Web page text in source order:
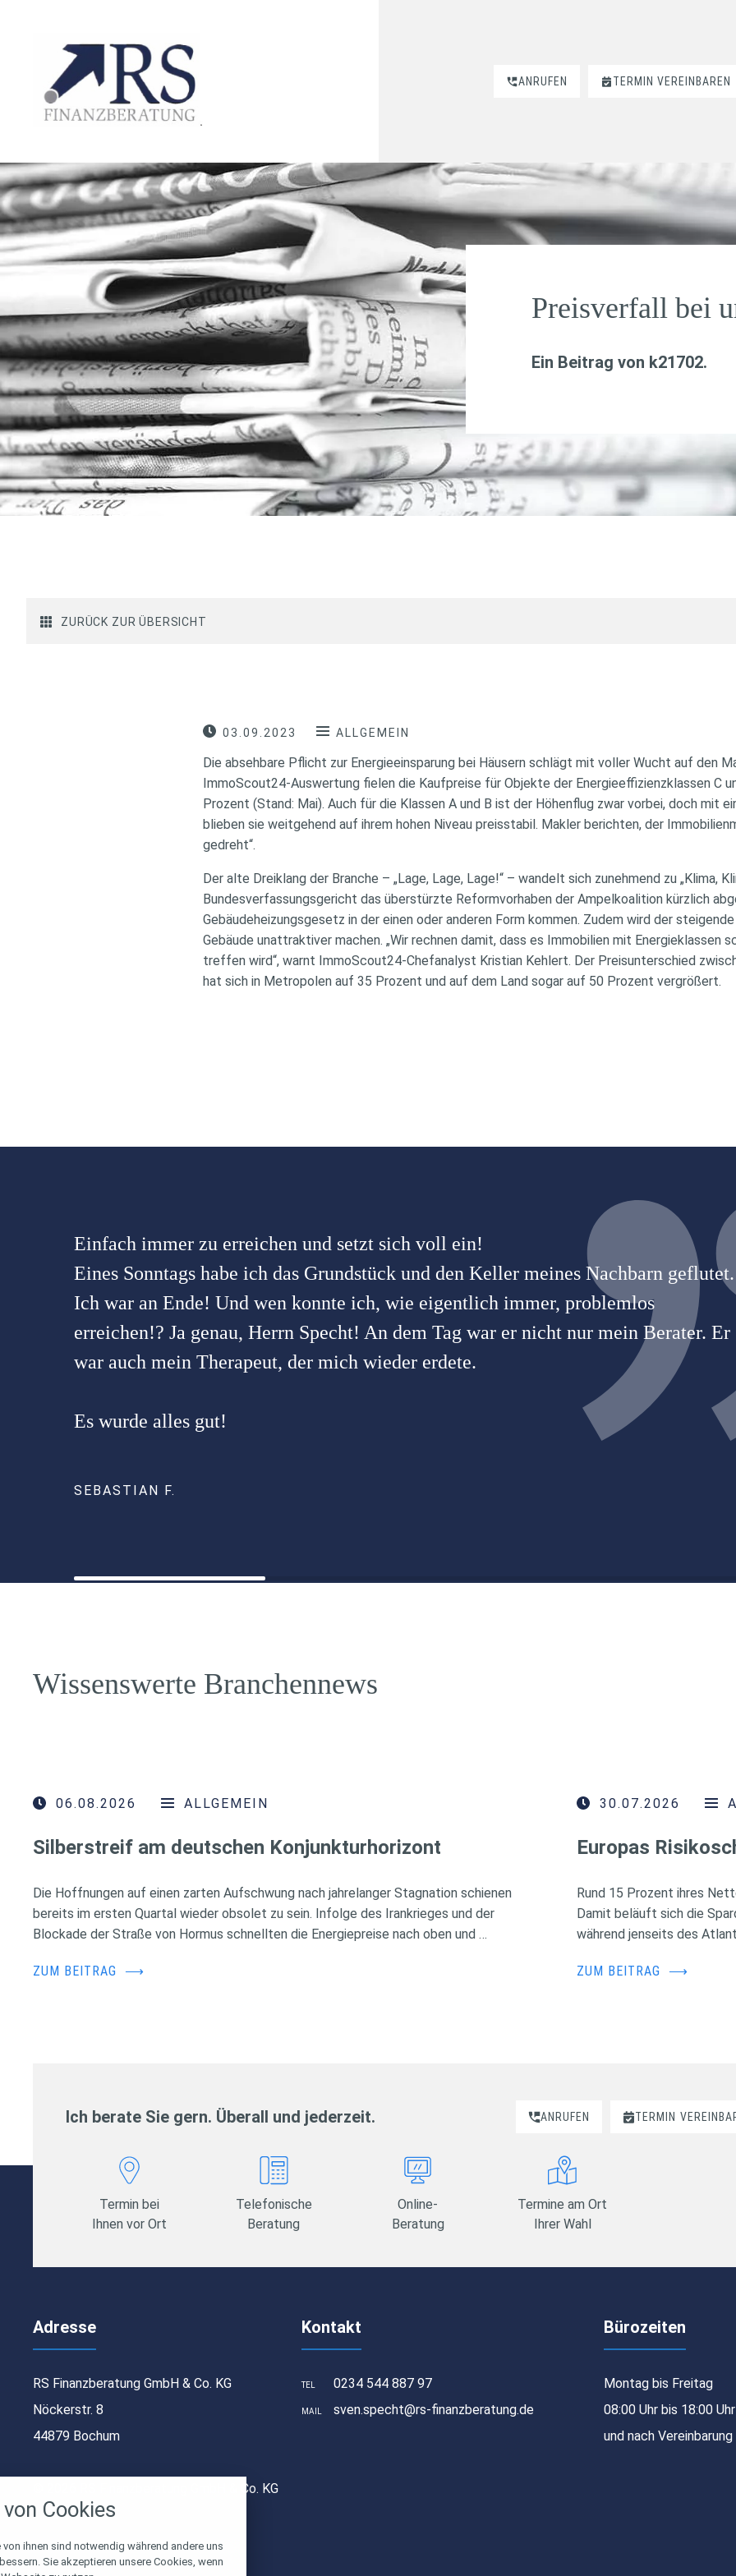
ANRUFEN TERMIN VEREINBAREN
Preisverfall bei
Ein Beitrag von k21702.
ZURÜCK ZUR ÜBERSICHT
03.09.2023 ALLGEMEIN
Die absehbare Pflicht zur Energieeinsparung bei Häusern schlägt mit voller Wucht auf den
ImmoScout24-Auswertung fielen die Kaufpreise für Objekte der Energieeffizienzklassen C
Prozent (Stand: Mai). Auch für die Klassen A und B ist der Höhenflug zwar vorbei, doch mit
blieben sie weitgehend auf ihrem hohen Niveau preisstabil. Makler berichten, der
gedreht“.
Der alte Dreiklang der Branche – „Lage, Lage, Lage!“ – wandelt sich zunehmend zu „Klima,
Bundesverfassungsgericht das überstürzte Reformvorhaben der Ampelkoalition kürzlich
Gebäudeheizungsgesetz in der einen oder anderen Form kommen. Zudem wird der
Gebäude unattraktiver machen. „Wir rechnen damit, dass es Immobilien mit Energieklassen
treffen wird“, warnt ImmoScout24-Chefanalyst Kristian Kehlert. Der Preisunterschied
hat sich in Metropolen auf 35 Prozent und auf dem Land sogar auf 50 Prozent vergrößert.
Einfach immer zu erreichen und setzt sich voll ein!
Eines Sonntags habe ich das Grundstück und den Keller meines Nachbarn geflutet.
Ich war an Ende! Und wen konnte ich, wie eigentlich immer, problemlos
erreichen!? Ja genau, Herrn Specht! An dem Tag war er nicht nur mein Berater. Er
war auch mein Therapeut, der mich wieder erdete.
Es wurde alles gut!
SEBASTIAN F.
Wissenswerte Branchennews
06.08.2026 ALLGEMEIN
Silberstreif am deutschen Konjunkturhorizont
Die Hoffnungen auf einen zarten Aufschwung nach jahrelanger Stagnation schienen
bereits im ersten Quartal wieder obsolet zu sein. Infolge des Irankrieges und der
Blockade der Straße von Hormus schnellten die Energiepreise nach oben und …
ZUM BEITRAG ⟶
30.07.2026
Europas
Rund 15 Prozent ihres
Damit beläuft sich die
während jenseits des
ZUM BEITRAG ⟶
Ich berate Sie gern. Überall und jederzeit. ANRUFEN TERMIN
Termin bei
Ihnen vor Ort
Telefonische
Beratung
Online-
Beratung
Termine am Ort
Ihrer Wahl
Adresse
RS Finanzberatung GmbH & Co. KG
Nöckerstr. 8
44879 Bochum
Kontakt
TEL 0234 544 887 97
MAIL sven.specht@rs-finanzberatung.de
Bürozeiten
Montag bis Freitag
08:00 Uhr bis 18:00 Uhr
und nach Vereinbarung
© 2026 RS Finanzberatung GmbH & Co. KG
Cookies
ihnen sind notwendig während andere uns
Sie akzeptieren unsere Cookies, wenn
akzeptieren oder zu blockieren.
Notwendig